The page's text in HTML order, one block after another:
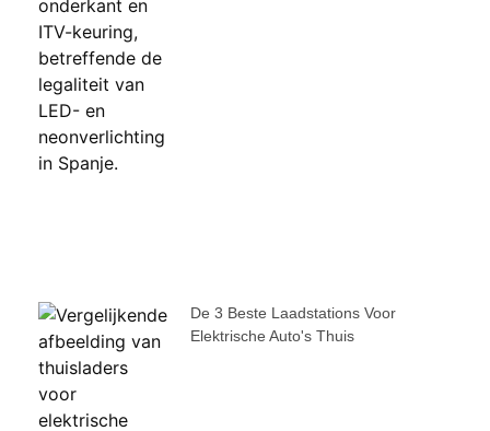
De 3 Beste Laadstations Voor
Elektrische Auto's Thuis